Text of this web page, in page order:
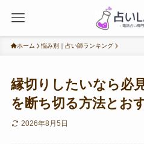
ホーム 悩み別｜占い師ランキング
縁切りしたいなら必
を断ち切る方法とお
2026年8月5日